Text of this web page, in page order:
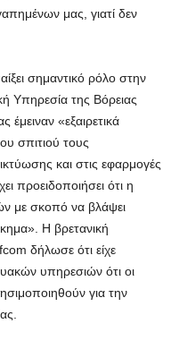
μας, γιατί δεν
σημαντικό ρόλο στην
Υπηρεσία της Βόρειας
έμειναν «εξαιρετικά
σπιτιού τους
και στις εφαρμογές
προειδοποιήσει ότι η
με σκοπό να βλάψει
Η βρετανική
δήλωσε ότι είχε
υπηρεσιών ότι οι
για την